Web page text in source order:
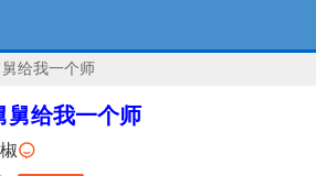
给我一个师
舅给我一个师